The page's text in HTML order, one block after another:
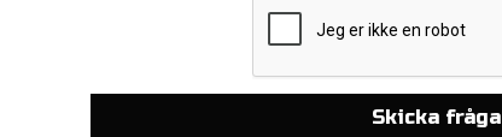
Skicka fråga